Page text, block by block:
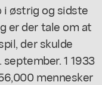
i østrig og sidste
er der tale om at
der skulde
1 1933
mennesker